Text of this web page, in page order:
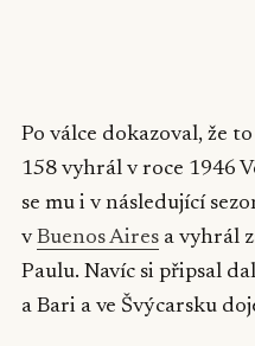
Po válce dokazoval, že
158 vyhrál v roce 1946
se mu i v následující
v Buenos Aires a vyhrál
Paulu. Navíc si připsal
a Bari a ve Švýcarsku